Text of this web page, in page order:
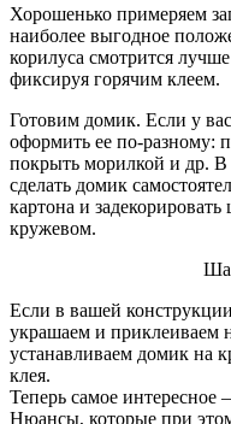
Хорошенько примеряем
наиболее выгодное
корилуса смотрится
фиксируя горячим клеем.
Готовим домик. Если у
оформить ее по-разному:
покрыть морилкой и др. В
сделать домик
картона и
кружевом.
Если в вашей
украшаем и приклеиваем
устанавливаем домик на
клея.
Теперь самое
Нюансы, которые при